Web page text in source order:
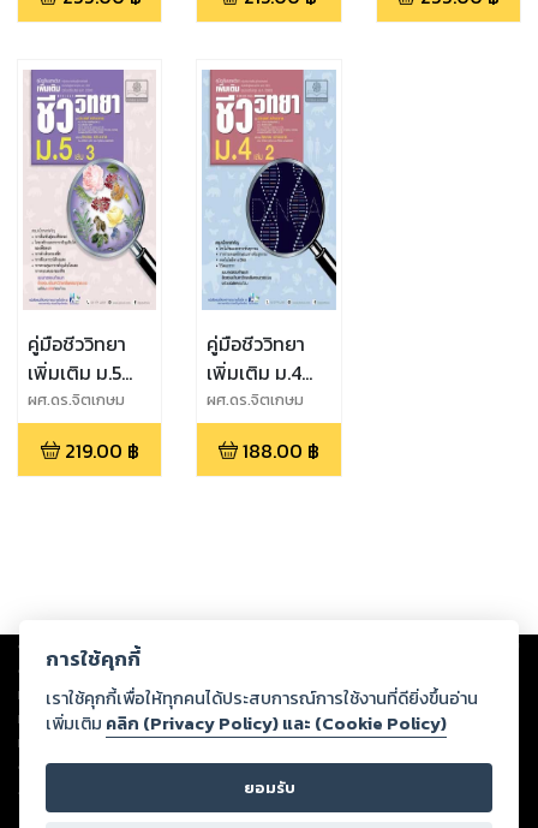
หลำสะอาด
หลำสะอาด
หลำสะอาด
คู่มือชีววิทยา
เพิ่มเติม ม.5
เล่ม 3
(หลักสูตร
ปรับปรุง
ผศ.ดร.จิตเกษม
หลำ
สะอาด,ผศ.ประสงค์
หลำสะอาด
219.00 ฿
คู่มือชีววิทยา
เพิ่มเติม ม.4
เล่ม 2
(หลักสูตร
ปรับปรุง
ผศ.ดร.จิตเกษม
หลำ
สะอาด,ผศ.ประสงค์
หลำสะอาด
188.00 ฿
Copyright © 2026
ต่อผลงานหรือเนื้อหาใดที่อัปโหลดผ่านเว็บไซต์และปรากฏว่าละเมิดสิทธิใน
ทรัพย์สินทางปัญญาของบุคคลอื่นหรือขัดต่อกฎหมายและศีลธรรม ดังนั้น ผู้อ่าน
ทุกท่านโปรดใช้วิจารณญาณในการกลั่นกรองด้วยตนเอง และหากท่านพบว่าส่วน
หนึ่งส่วนใดขัดต่อกฎหมายและศีลธรรม กรุณาแจ้งมายังบริษัท เพื่อทีมงานจะได้
ดำเนินการในทันที ทั้งนี้ ทางสตอรี่ล็อกขอสงวนลิขสิทธิ์ตามพระราชบัญญัติ
ลิขสิทธิ์ พ.ศ. 2537 (ฉบับล่าสุด)
การใช้คุกกี้
เราใช้คุกกี้เพื่อให้ทุกคนได้ประสบการณ์การใช้งานที่ดียิ่งขึ้นอ่าน
เพิ่มเติม คลิก (Privacy Policy) และ (Cookie Policy)
ยอมรับ